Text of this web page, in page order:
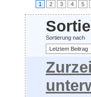
1 2 3 4 5
Sortierung nach